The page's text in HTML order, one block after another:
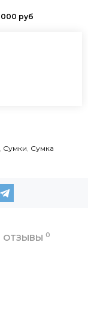
Cумки Сумка
ОТЗЫВЫ 0